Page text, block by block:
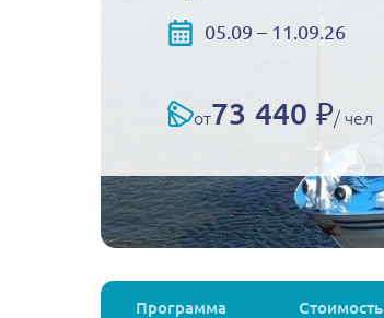
05.09 – 11.09.26
от73 440 ₽/ чел
Программа Стоимость